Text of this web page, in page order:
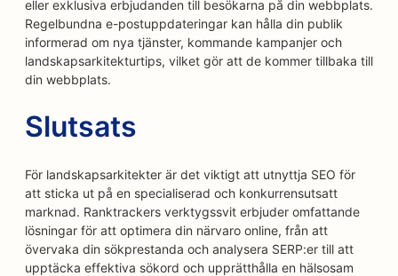
eller exklusiva erbjudanden till besökarna på din webbplats.
Regelbundna e-postuppdateringar kan hålla din publik
informerad om nya tjänster, kommande kampanjer och
landskapsarkitekturtips, vilket gör att de kommer tillbaka till
din webbplats.
Slutsats
För landskapsarkitekter är det viktigt att utnyttja SEO för
att sticka ut på en specialiserad och konkurrensutsatt
marknad. Ranktrackers verktygssvit erbjuder omfattande
lösningar för att optimera din närvaro online, från att
övervaka din sökprestanda och analysera SERP:er till att
upptäcka effektiva sökord och upprätthålla en hälsosam